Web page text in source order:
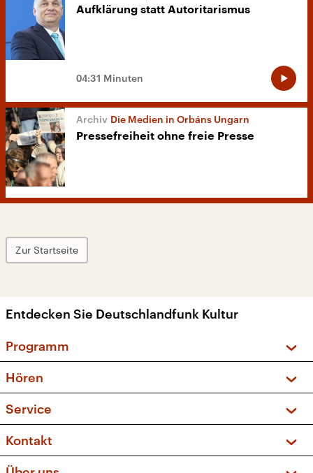
Aufklärung statt Autoritarismus
04:31 Minuten
Die Medien in Orbáns Ungarn
Pressefreiheit ohne freie Presse
Zur Startseite
Entdecken Sie Deutschlandfunk Kultur
Programm
Sendungen und Podcasts
Musikliste
Kakadu – Das Kinderprogramm
Hören
Frequenzen (UKW + DAB+)
Service
FAQ
Apps
Kontakt